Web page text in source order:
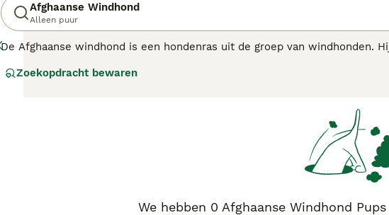
Afghaanse Windhond
Alleen puur
De Afghaanse windhond is een hondenras uit de groep van windhonden.
meteen bekend door hun optredens als ren- en tentoonstellingshond.
voor informatie over dit
Zoekopdracht bewaren
We hebben 0 Afghaanse Windhond